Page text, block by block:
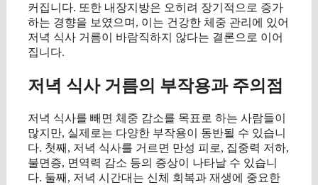
커집니다. 또한 내장지방은 오히려 장기적으로 증가
하는 경향을 보였으며, 이는 건강한 체중 관리에 있어
저녁 식사 거름이 바람직하지 않다는 결론으로 이어
집니다.
저녁 식사 거름의 부작용과 주의점
저녁 식사를 빼면 체중 감소를 목표로 하는 사람들이
많지만, 실제로는 다양한 부작용이 동반될 수 있습니
다. 첫째, 저녁 식사를 거르면 만성 피로, 집중력 저하,
불면증, 면역력 감소 등의 증상이 나타날 수 있습니
다. 둘째, 저녁 시간대는 신체 회복과 재생에 중요한